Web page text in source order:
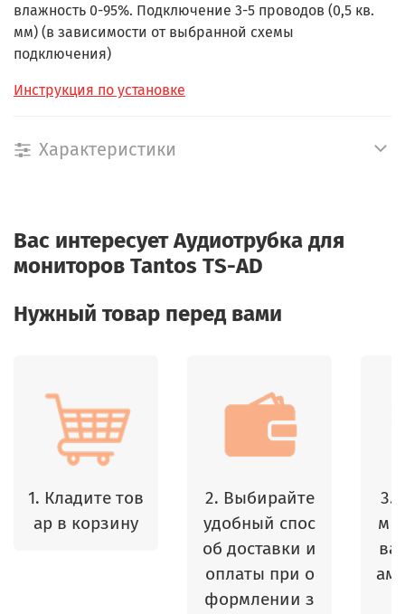
влажность 0-95%. Подключение 3-5 проводов (0,5 кв.
мм) (в зависимости от выбранной схемы
подключения)
Инструкция по установке
Характеристики
Вас интересуетАудиотрубка для
мониторов Tantos TS-AD
Нужный товар перед вами
1. Кладите тов
ар в корзину
2. Выбирайте
удобный спос
об доставки и
оплаты при о
формлении з
3.
м